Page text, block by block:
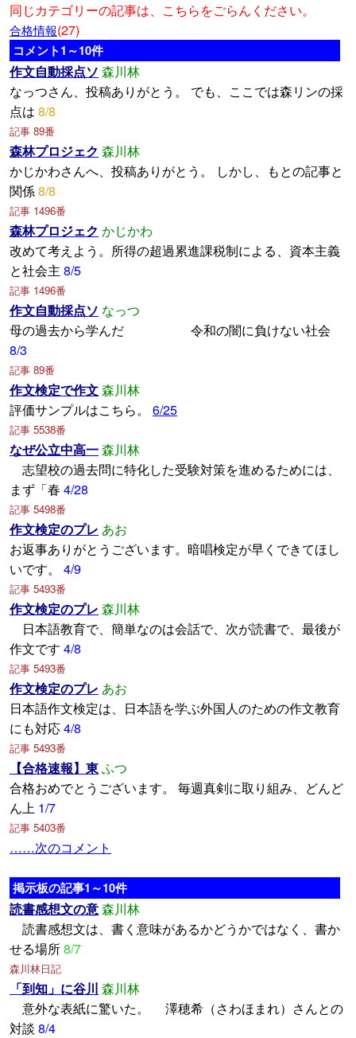
同じカテゴリーの記事は、こちらをごらんください。
合格情報(27)
コメント1～10件
作文自動採点ソ 森川林
なっつさん、投稿ありがとう。 でも、ここでは森リンの採
点は 8/8
記事 89番
森林プロジェク 森川林
かじかわさんへ、投稿ありがとう。 しかし、もとの記事と
関係8/8
記事 1496番
森林プロジェク かじかわ
改めて考えよう。所得の超過累進課税制による、資本主義
と社会主 8/5
記事 1496番
作文自動採点ソ なっつ
母の過去から学んだ 令和の闇に負けない社会
8/3
記事 89番
作文検定で作文森川林
評価サンプルはこちら。 6/25
記事 5538番
なぜ公立中高一森川林
志望校の過去問に特化した受験対策を進めるためには、
まず「春 4/28
記事 5498番
作文検定のプレ あお
お返事ありがとうございます。暗唱検定が早くできてほし
いです。
4/9
記事 5493番
作文検定のプレ 森川林
日本語教育で、簡単なのは会話で、次が読書で、最後が
作文です 4/8
記事 5493番
作文検定のプレ あお
日本語作文検定は、日本語を学ぶ外国人のための作文教育
にも対応4/8
記事 5493番
【合格速報】東ふつ
合格おめでとうございます。 毎週真剣に取り組み、どんど
ん上 1/7
記事 5403番
……次のコメント
掲示板の記事1～10件
読書感想文の意森川林
読書感想文は、書く意味があるかどうかではなく、書か
せる場所8/7
森川林日記
「到知」に谷川 森川林
意外な表紙に驚いた。 澤穂希（さわほまれ）さんとの
対談 8/4